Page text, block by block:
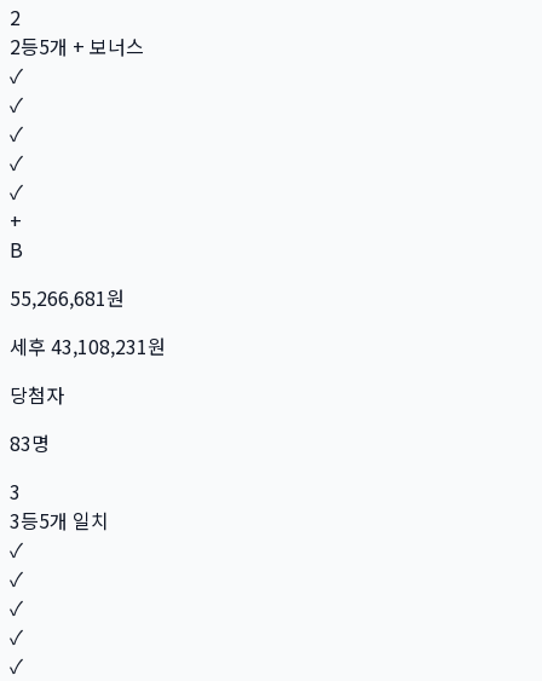
2
2등5개 + 보너스
✓
✓
✓
✓
✓
+
B
55,266,681원
세후 43,108,231원
당첨자
83명
3
3등5개 일치
✓
✓
✓
✓
✓